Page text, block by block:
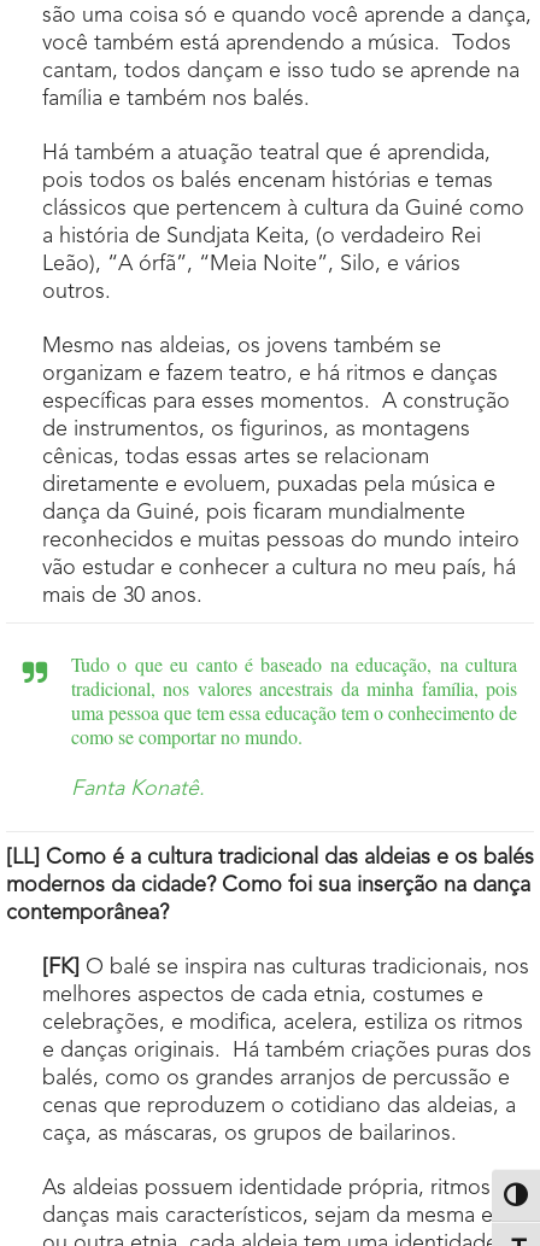
são uma coisa só e quando você aprende a dança,
você também está aprendendo a música. Todos
cantam, todos dançam e isso tudo se aprende na
família e também nos balés.
Há também a atuação teatral que é aprendida,
pois todos os balés encenam histórias e temas
clássicos que pertencem à cultura da Guiné como
a história de Sundjata Keita, (o verdadeiro Rei
Leão), “A órfã”, “Meia Noite”, Silo, e vários
outros.
Mesmo nas aldeias, os jovens também se
organizam e fazem teatro, e há ritmos e danças
específicas para esses momentos. A construção
de instrumentos, os figurinos, as montagens
cênicas, todas essas artes se relacionam
diretamente e evoluem, puxadas pela música e
dança da Guiné, pois ficaram mundialmente
reconhecidos e muitas pessoas do mundo inteiro
vão estudar e conhecer a cultura no meu país, há
mais de 30 anos.
Tudo o que eu canto é baseado na educação, na cultura
tradicional, nos valores ancestrais da minha família, pois
uma pessoa que tem essa educação tem o conhecimento de
como se comportar no mundo.
Fanta Konatê.
[LL] Como é a cultura tradicional das aldeias e os balés
modernos da cidade? Como foi sua inserção na dança
contemporânea?
[FK] O balé se inspira nas culturas tradicionais, nos
melhores aspectos de cada etnia, costumes e
celebrações, e modifica, acelera, estiliza os ritmos
e danças originais. Há também criações puras dos
balés, como os grandes arranjos de percussão e
cenas que reproduzem o cotidiano das aldeias, a
caça, as máscaras, os grupos de bailarinos.
As aldeias possuem identidade própria, ritmos e
danças mais característicos, sejam da mesma etnia